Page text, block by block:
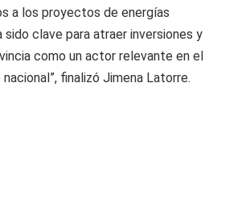
a los proyectos de energías
sido clave para atraer inversiones y
como un actor relevante en el
finalizó Jimena Latorre.